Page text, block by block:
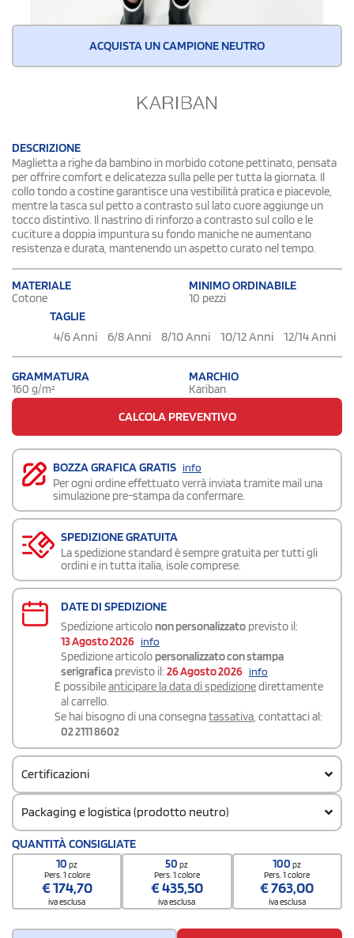
ACQUISTA UN CAMPIONE NEUTRO
DESCRIZIONE
Maglietta a righe da bambino in morbido cotone pettinato, pensata
per offrire comfort e delicatezza sulla pelle per tutta la giornata. Il
collo tondo a costine garantisce una vestibilità pratica e piacevole,
mentre la tasca sul petto a contrasto sul lato cuore aggiunge un
tocco distintivo. Il nastrino di rinforzo a contrasto sul collo e le
cuciture a doppia impuntura su fondo maniche ne aumentano
resistenza e durata, mantenendo un aspetto curato nel tempo.
MATERIALE
Cotone
MINIMO ORDINABILE
10 pezzi
TAGLIE
4/6 Anni
6/8 Anni 8/10 Anni 10/12 Anni 12/14 Anni
GRAMMATURA
160 g/m²
MARCHIO
Kariban
CALCOLA PREVENTIVO
BOZZA GRAFICA GRATIS info
Per ogni ordine effettuato verrà inviata tramite mail una
simulazione pre-stampa da confermare.
SPEDIZIONE GRATUITA
La spedizione standard è sempre gratuita per tutti gli
ordini e in tutta italia, isole comprese.
DATE DI SPEDIZIONE
Spedizione articolo non personalizzato previsto il:
13 Agosto 2026 info
Spedizione articolo personalizzato con stampa
serigrafica previsto il: 26 Agosto 2026 info
É possibileanticipare la data di spedizionedirettamente
al carrello.
Se hai bisogno di una consegnatassativa, contattaci al:
02 2111 8602
Certificazioni
Packaging e logistica (prodotto neutro)
Codice doganale
61091000
QUANTITÀ CONSIGLIATE
10pz
Pers. 1 colore
€174,70
iva esclusa
50pz
Pers. 1 colore
€435,50
iva esclusa
100pz
Pers. 1 colore
€763,00
iva esclusa